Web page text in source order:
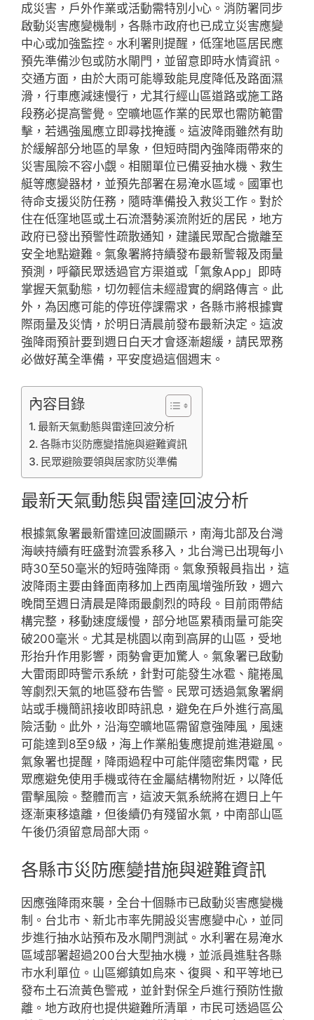
成災害，戶外作業或活動需特別小心。消防署同步
啟動災害應變機制，各縣市政府也已成立災害應變
中心或加強監控。水利署則提醒，低窪地區居民應
預先準備沙包或防水閘門，並留意即時水情資訊。
交通方面，由於大雨可能導致能見度降低及路面濕
滑，行車應減速慢行，尤其行經山區道路或施工路
段務必提高警覺。空曠地區作業的民眾也需防範雷
擊，若遇強風應立即尋找掩護。這波降雨雖然有助
於緩解部分地區的旱象，但短時間內強降雨帶來的
災害風險不容小覷。相關單位已備妥抽水機、救生
艇等應變器材，並預先部署在易淹水區域。國軍也
待命支援災防任務，隨時準備投入救災工作。對於
住在低窪地區或土石流潛勢溪流附近的居民，地方
政府已發出預警性疏散通知，建議民眾配合撤離至
安全地點避難。氣象署將持續發布最新警報及雨量
預測，呼籲民眾透過官方渠道或「氣象App」即時
掌握天氣動態，切勿輕信未經證實的網路傳言。此
外，為因應可能的停班停課需求，各縣市將根據實
際雨量及災情，於明日清晨前發布最新決定。這波
強降雨預計要到週日白天才會逐漸趨緩，請民眾務
必做好萬全準備，平安度過這個週末。
內容目錄
最新天氣動態與雷達回波分析
各縣市災防應變措施與避難資訊
民眾避險要領與居家防災準備
最新天氣動態與雷達回波分析
根據氣象署最新雷達回波圖顯示，南海北部及台灣
海峽持續有旺盛對流雲系移入，北台灣已出現每小
時30至50毫米的短時強降雨。氣象預報員指出，這
波降雨主要由鋒面南移加上西南風增強所致，週六
晚間至週日清晨是降雨最劇烈的時段。目前雨帶結
構完整，移動速度緩慢，部分地區累積雨量可能突
破200毫米。尤其是桃園以南到高屏的山區，受地
形抬升作用影響，雨勢會更加驚人。氣象署已啟動
大雷雨即時警示系統，針對可能發生冰雹、龍捲風
等劇烈天氣的地區發布告警。民眾可透過氣象署網
站或手機簡訊接收即時訊息，避免在戶外進行高風
險活動。此外，沿海空曠地區需留意強陣風，風速
可能達到8至9級，海上作業船隻應提前進港避風。
氣象署也提醒，降雨過程中可能伴隨密集閃電，民
眾應避免使用手機或待在金屬結構物附近，以降低
雷擊風險。整體而言，這波天氣系統將在週日上午
逐漸東移遠離，但後續仍有殘留水氣，中南部山區
午後仍須留意局部大雨。
各縣市災防應變措施與避難資訊
因應強降雨來襲，全台十個縣市已啟動災害應變機
制。台北市、新北市率先開設災害應變中心，並同
步進行抽水站預布及水閘門測試。水利署在易淹水
區域部署超過200台大型抽水機，並派員進駐各縣
市水利單位。山區鄉鎮如烏來、復興、和平等地已
發布土石流黃色警戒，並針對保全戶進行預防性撤
離。地方政府也提供避難所清單，市民可透過區公